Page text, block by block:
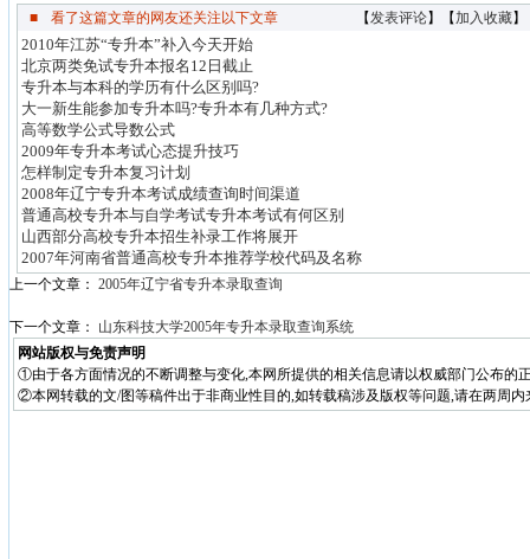
■ 看了这篇文章的网友还关注以下文章 【发表评论】【加入收藏
2010年江苏“专升本”补入今天开始
北京两类免试专升本报名12日截止
专升本与本科的学历有什么区别吗?
大一新生能参加专升本吗?专升本有几种方式?
高等数学公式导数公式
2009年专升本考试心态提升技巧
怎样制定专升本复习计划
2008年辽宁专升本考试成绩查询时间渠道
普通高校专升本与自学考试专升本考试有何区别
山西部分高校专升本招生补录工作将展开
2007年河南省普通高校专升本推荐学校代码及名称
上一个文章： 2005年辽宁省专升本录取查询
下一个文章：
山东科技大学2005年专升本录取查询系统
网站版权与免责声明
①由于各方面情况的不断调整与变化,本网所提供的相关信息请以权威部门公布的
②本网转载的文/图等稿件出于非商业性目的,如转载稿涉及版权等问题,请在两周内